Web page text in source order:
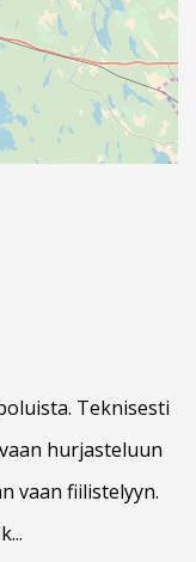
Teknisesti
hurjasteluun
vaan fiilistelyyn.